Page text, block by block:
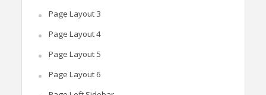
Page Layout 3
Page Layout 4
Page Layout 5
Page Layout 6